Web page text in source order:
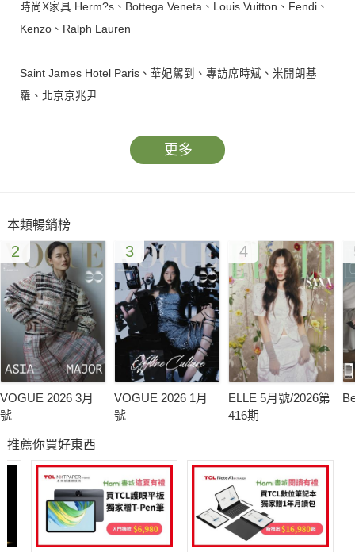
時尚X家具 Herm?s、Bottega Veneta、Louis Vuitton、Fendi、
Kenzo、Ralph Lauren
Saint James Hotel Paris、華妃駕到、專訪席時斌、米開朗基
羅、北京京兆尹
更多
本類暢銷榜
2
VOGUE 2026 3月
號
3
VOGUE 2026 1月
號
4
ELLE 5月號/2026第
416期
推薦你買好東西